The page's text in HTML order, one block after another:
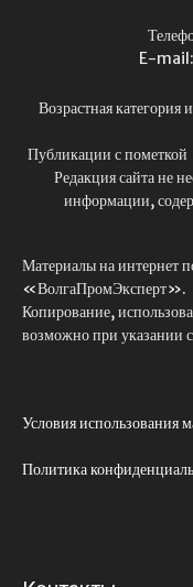
E-
Возрастная категория
Публикации с
Редакция сайта не
информации,
Материалы на
«ВолгаПромЭксперт».
Копирование,
возможно при
Условия использования
Политика